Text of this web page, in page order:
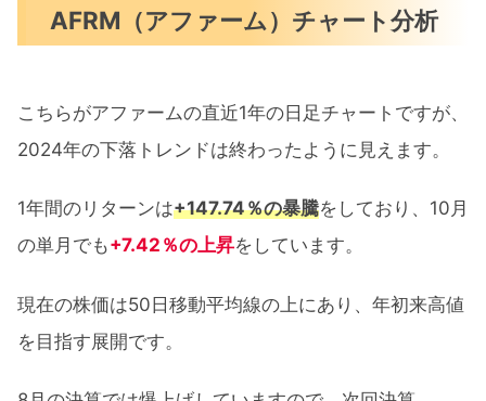
AFRM（アファーム）チャート分析
こちらがアファームの直近1年の日足チャートですが、
2024年の下落トレンドは終わったように見えます。
1年間のリターンは+147.74％の暴騰をしており、10月
の単月でも+7.42％の上昇をしています。
現在の株価は50日移動平均線の上にあり、年初来高値
を目指す展開です。